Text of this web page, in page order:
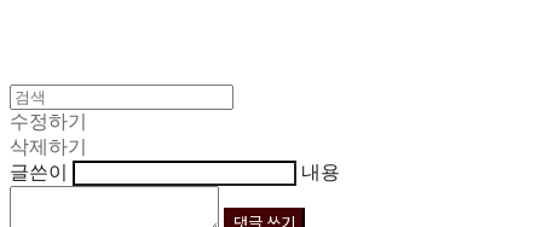
수정하기
삭제하기
글쓴이
내용